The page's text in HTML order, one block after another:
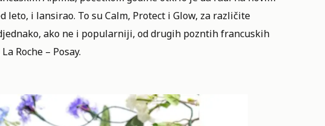
i lansirao. To su Calm, Protect i Glow, za različite
ako ne i popularniji, od drugih pozntih francuskih
Roche – Posay.